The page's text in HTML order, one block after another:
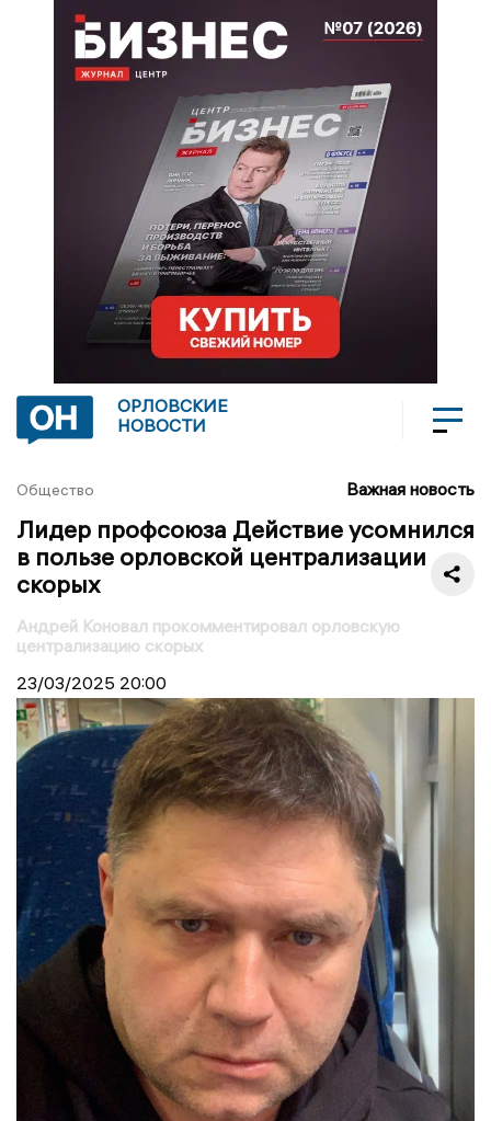
ОРЛОВСКИЕ
НОВОСТИ
Общество Важная новость
Лидер профсоюза Действие усомнился
в пользе орловской централизации
скорых
Андрей Коновал прокомментировал орловскую
централизацию скорых
23/03/2025 20:00